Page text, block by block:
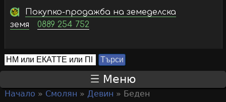
Покупко-продажба на земеделска
земя
0889 254 752
S
e
Т
ъ
с
Меню
Начало » Смолян » Девин » Беден